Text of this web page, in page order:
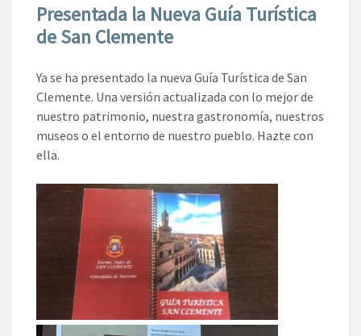
Presentada la Nueva Guía Turística
de San Clemente
Ya se ha presentado la nueva Guía Turística de San
Clemente. Una versión actualizada con lo mejor de
nuestro patrimonio, nuestra gastronomía, nuestros
museos o el entorno de nuestro pueblo. Hazte con
ella.